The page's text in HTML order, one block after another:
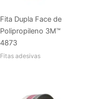
Fita Dupla Face de
Polipropileno 3M™
4873
Fitas adesivas